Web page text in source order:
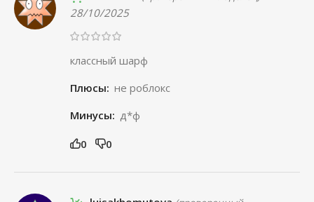
28/10/2025
классный шарф
Плюсы: не роблокс
Минусы: д*ф
0 0